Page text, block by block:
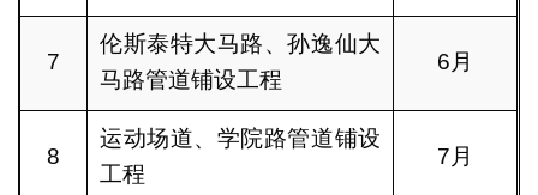
7
伦斯泰特大马路、孙逸仙大
马路管道铺设工程
6月
8
运动场道、学院路管道铺设
工程
7月